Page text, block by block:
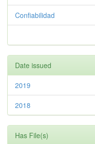
Confiabilidad
Date issued
2019
2018
Has File(s)